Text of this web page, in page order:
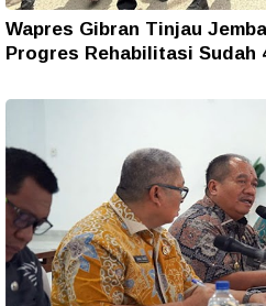
Wapres Gibran Tinjau
Progres Rehabilitasi Sudah